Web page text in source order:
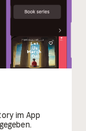
im App